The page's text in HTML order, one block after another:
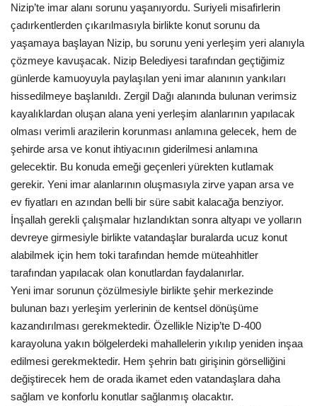
Spor
EĞİTİM
Resmiilan
Nizip’te imar alanı sorunu yaşanıyordu. Suriyeli misafirlerin
çadırkentlerden çıkarılmasıyla birlikte konut sorunu da
yaşamaya başlayan Nizip, bu sorunu yeni yerleşim yeri alanıyla
çözmeye kavuşacak. Nizip Belediyesi tarafından geçtiğimiz
günlerde kamuoyuyla paylaşılan yeni imar alanının yankıları
hissedilmeye başlanıldı. Zergil Dağı alanında bulunan verimsiz
kayalıklardan oluşan alana yeni yerleşim alanlarının yapılacak
olması verimli arazilerin korunması anlamına gelecek, hem de
şehirde arsa ve konut ihtiyacının giderilmesi anlamına
gelecektir. Bu konuda emeği geçenleri yürekten kutlamak
gerekir. Yeni imar alanlarının oluşmasıyla zirve yapan arsa ve
ev fiyatları en azından belli bir süre sabit kalacağa benziyor.
İnşallah gerekli çalışmalar hızlandıktan sonra altyapı ve yolların
devreye girmesiyle birlikte vatandaşlar buralarda ucuz konut
alabilmek için hem toki tarafından hemde müteahhitler
tarafından yapılacak olan konutlardan faydalanırlar.
Yeni imar sorunun çözülmesiyle birlikte şehir merkezinde
bulunan bazı yerleşim yerlerinin de kentsel dönüşüme
kazandırılması gerekmektedir. Özellikle Nizip’te D-400
karayoluna yakın bölgelerdeki mahallelerin yıkılıp yeniden inşaa
edilmesi gerekmektedir. Hem şehrin batı girişinin görselliğini
değiştirecek hem de orada ikamet eden vatandaşlara daha
sağlam ve konforlu konutlar sağlanmış olacaktır.